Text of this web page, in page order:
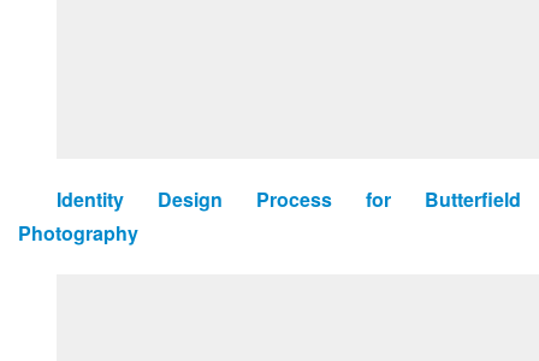
Identity Design Process for Butterfield
Photography